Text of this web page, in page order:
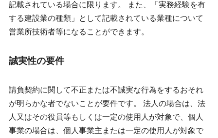
記載されている場合に限ります。 また、「実務経験を有
する建設業の種類」として記載されている業種について
営業所技術者等になることができます。
誠実性の要件
請負契約に関して不正または不誠実な行為をするおそれ
が明らかな者でないことが要件です。 法人の場合は、法
人又はその役員等もしくは一定の使用人が対象で、個人
事業の場合は、個人事業主または一定の使用人が対象で